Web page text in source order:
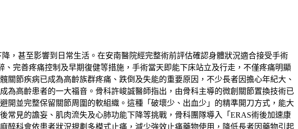
，甚至影響到日常生活。在安南醫院經完整術前評估確認身體狀況適合接受手術
完善疼痛控制及早期復健等措施，手術當天即能下床站立及行走，不僅疼痛明顯
節疾病已成為高齡族群疼痛、跌倒及失能的重要原因，不少長者因擔心年紀大、
高齡患者的一大福音。骨科許峻誠醫師指出，由骨科主導的微創關節置換技術已
並完整保留關節周圍的軟組織。這種「破壞少、出血少」的精準開刀方式，能大
見的譫妄、肌肉流失及心肺功能下降等挑戰，骨科團隊導入「ERAS術後加速康
科會依患者狀況規劃多模式止痛，減少強效止痛藥物使用，降低長者因藥物引起